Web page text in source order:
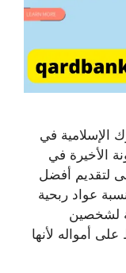
الإسلامية في
الأخيرة في
لتقديم أفضل
عواد ربحية
لشخصين
أمواله لأنها